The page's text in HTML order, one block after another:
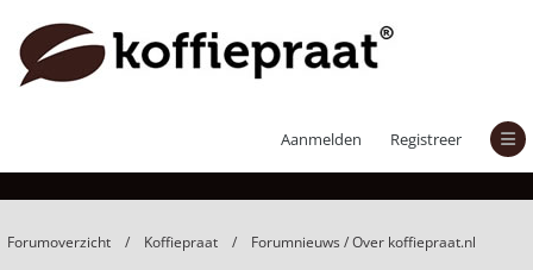
Aanmelden Registreer
Forumoverzicht Koffiepraat Forumnieuws / Over koffiepraat.nl